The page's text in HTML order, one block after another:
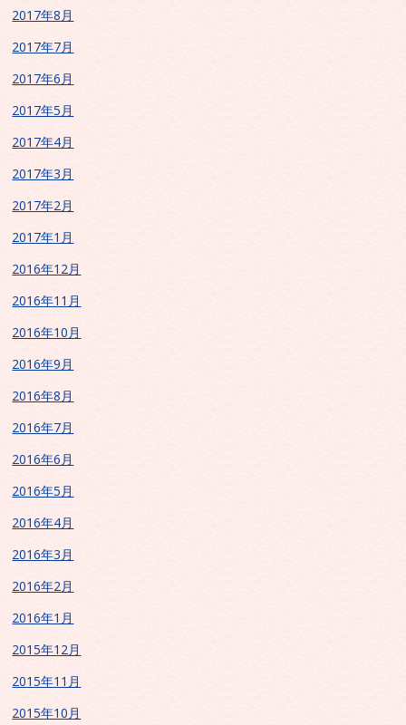
2017年8月
2017年7月
2017年6月
2017年5月
2017年4月
2017年3月
2017年2月
2017年1月
2016年12月
2016年11月
2016年10月
2016年9月
2016年8月
2016年7月
2016年6月
2016年5月
2016年4月
2016年3月
2016年2月
2016年1月
2015年12月
2015年11月
2015年10月